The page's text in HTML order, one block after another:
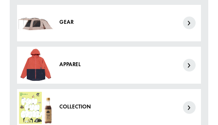
GEAR
APPAREL
COLLECTION